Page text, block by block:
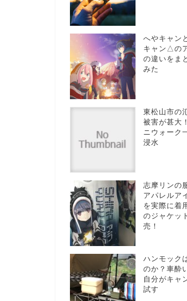
へやキャン
キャン△の
の違いをま
みた
東松山市の
被害が甚大
ニウォーク
浸水
志摩リンの
アパレルア
を実際に着
のジャケッ
売！
ハンモック
のか？車酔
自分がキャ
試す